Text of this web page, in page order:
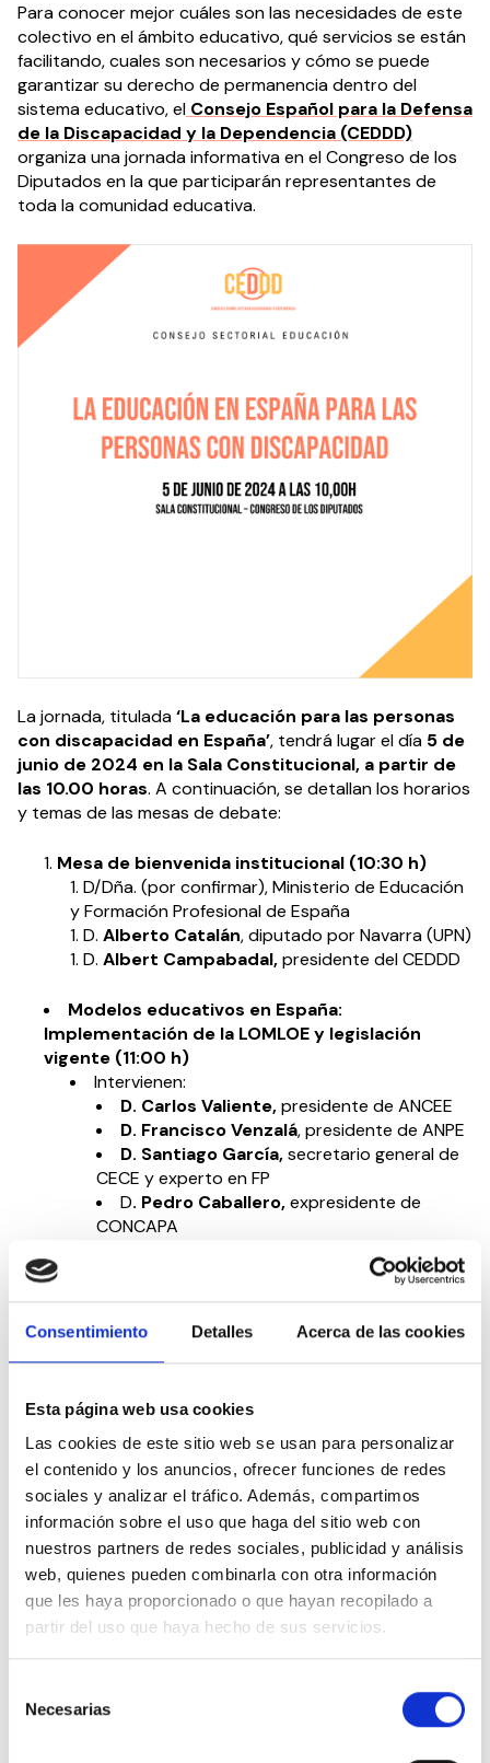
Consentimiento Detalles Acerca de las cookies
Esta página web usa cookies
Las cookies de este sitio web se usan para personalizar
el contenido y los anuncios, ofrecer funciones de redes
sociales y analizar el tráfico. Además, compartimos
información sobre el uso que haga del sitio web con
nuestros partners de redes sociales, publicidad y análisis
web, quienes pueden combinarla con otra información
que les haya proporcionado o que hayan recopilado a
partir del uso que haya hecho de sus servicios.
Necesarias
Para conocer mejor cuáles son las necesidades de este
colectivo en el ámbito educativo, qué servicios se están
facilitando, cuales son necesarios y cómo se puede
garantizar su derecho de permanencia dentro del
sistema educativo, el Consejo Español para la Defensa
de la Discapacidad y la Dependencia (CEDDD)
organiza una jornada informativa en el Congreso de los
Diputados en la que participarán representantes de
toda la comunidad educativa.
La jornada, titulada‘La educación para las personas
con discapacidad en España’, tendrá lugar el día 5 de
junio de 2024 en la Sala Constitucional, a partir de
las 10.00 horas. A continuación, se detallan los horarios
y temas de las mesas de debate:
Mesa de bienvenida institucional (10:30 h)
D/Dña. (por confirmar), Ministerio de Educación
y Formación Profesional de España
D. Alberto Catalán, diputado por Navarra (UPN)
D. Albert Campabadal,presidente del CEDDD
Modelos educativos en España:
Implementación de la LOMLOE y legislación
vigente (11:00 h)
Intervienen:
D. Carlos Valiente,presidente de ANCEE
D. Francisco Venzalá, presidente de ANPE
D. Santiago García,secretario general de
CECE y experto en FP
D. Pedro Caballero,expresidente de
CONCAPA
D. Ignacio Martín Blasco, experto
en educación y exviceconsejero de Políticas
Educativas de la Comunidad de Madrid
Intervienen:
Dña. Pilar Calvo,
psicología educativa delConsejo General de la
Psicología (COP)
Dña. Berta Brusilovsky , experta en
accesibilidad en el ámbito educativo y
presidenta deACFEE
Dña. Silvina Funes, profesora en la UCM y
socióloga experta en educación y
discapacidad.
Dña. Natividad López, presidenta de
AMECEy representante delColegio Oficial de
Moderadora:
, redactora jefa